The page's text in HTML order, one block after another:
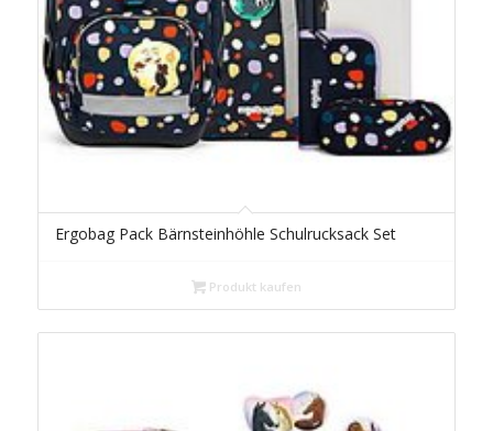
Ergobag Pack Bärnsteinhöhle Schulrucksack Set
Produkt kaufen